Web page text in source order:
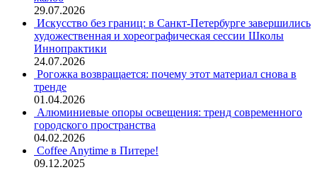
29.07.2026
Искусство без границ: в Санкт-Петербурге завершились
художественная и хореографическая сессии Школы
Иннопрактики
24.07.2026
Рогожка возвращается: почему этот материал снова в
тренде
01.04.2026
Алюминиевые опоры освещения: тренд современного
городского пространства
04.02.2026
Coffee Anytime в Питере!
09.12.2025